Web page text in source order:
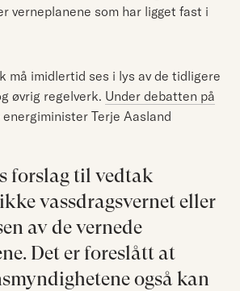
verneplanene som har ligget fast i
må imidlertid ses i lys av de tidligere
øvrig regelverk. Under debatten på
Terje Aasland
forslag til vedtak
vassdragsvernet eller
av de vernede
Det er foreslått at
også kan